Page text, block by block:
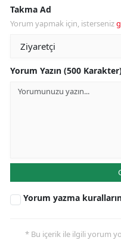
Takma Ad
Yorum yapmak için, isterseniz
Yorum Yazın (500
Yorum yazma
* Bu içerik ile ilgili yorum